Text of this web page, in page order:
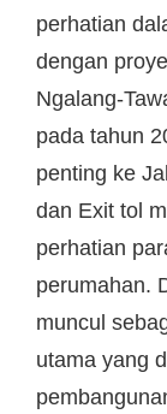
perhatian
dengan
Ngalang-
pada tahun
penting ke
dan Exit tol
perhatian
perumahan.
muncul
utama yang